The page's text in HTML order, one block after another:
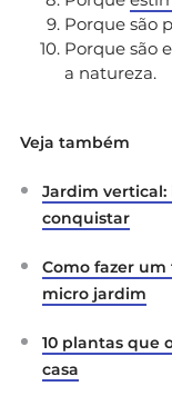
Porque são
Porque são
a natureza.
Veja também
Jardim vertical:
conquistar
Como fazer um
micro jardim
10 plantas que
casa